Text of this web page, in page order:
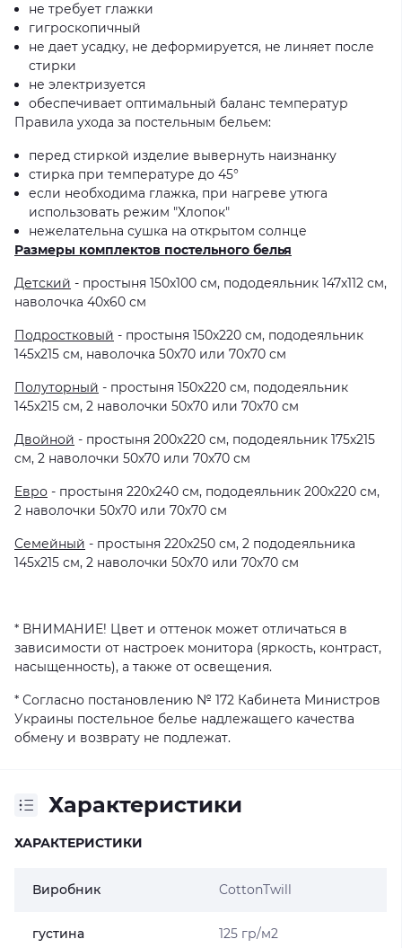
не требует глажки
гигроскопичный
не дает усадку, не деформируется, не линяет после
стирки
не электризуется
обеспечивает оптимальный баланс температур
Правила ухода за постельным бельем:
перед стиркой изделие вывернуть наизнанку
стирка при температуре до 45°
если необходима глажка, при нагреве утюга
использовать режим "Хлопок"
нежелательна сушка на открытом солнце
Размеры комплектов постельного белья
Детский - простыня 150х100 см, пододеяльник 147х112 см,
наволочка 40х60 см
Подростковый - простыня 150х220 см, пододеяльник
145х215 см, наволочка 50х70 или 70х70 см
Полуторный - простыня 150х220 см, пододеяльник
145х215 см, 2 наволочки 50х70 или 70х70 см
Двойной - простыня 200х220 см, пододеяльник 175х215
см, 2 наволочки 50х70 или 70х70 см
Евро - простыня 220х240 см, пододеяльник 200х220 см,
2 наволочки 50х70 или 70х70 см
Семейный - простыня 220х250 см, 2 пододеяльника
145х215 см, 2 наволочки 50х70 или 70х70 см
* ВНИМАНИЕ! Цвет и оттенок может отличаться в
зависимости от настроек монитора (яркость, контраст,
насыщенность), а также от освещения.
* Согласно постановлению № 172 Кабинета Министров
Украины постельное белье надлежащего качества
обмену и возврату не подлежат.
Характеристики
ХАРАКТЕРИСТИКИ
Виробник CottonTwill
густина 125 гр/м2